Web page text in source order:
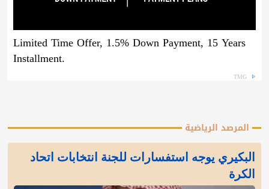
Limited Time Offer, 1.5% Down Payment, 15 Years
Installment.
TMG
المرصد الرياضية
البكيري يوجه استفسارات للجنة انتخابات اتحاد
الكرة